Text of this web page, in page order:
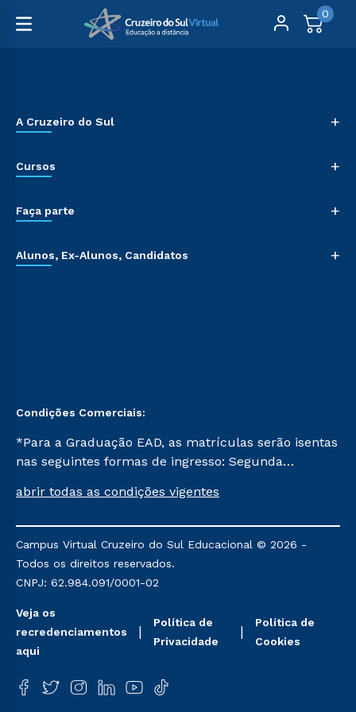
0
A Cruzeiro do Sul +
Cursos +
Faça parte +
Alunos, Ex-Alunos, Candidatos +
Condições Comerciais:
*Para a Graduação EAD, as matrículas serão isentas
nas seguintes formas de ingresso: Segunda
Já para as demais, a taxa de matrícula será de R$
mencionadas são referentes aos cursos: Ensino
Religioso, Geografia para a Docência e Metodologia
do Ensino de História: Questões Atuais.
abrir todas as condições vigentes
Campus Virtual Cruzeiro do Sul Educacional © 2026 -
Todos os direitos reservados.
CNPJ: 62.984.091/0001-02
Veja os
recredenciamentos
aqui
Política de
Privacidade
Política de
Cookies